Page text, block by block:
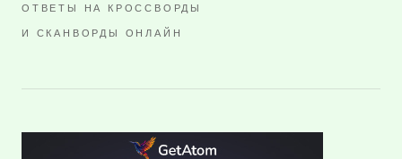
ОТВЕТЫ НА КРОССВОРДЫ
И СКАНВОРДЫ ОНЛАЙН